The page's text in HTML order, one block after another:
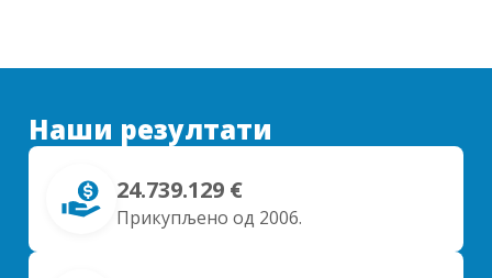
Наши резултати
24.739.129 €
Прикупљено од 2006.